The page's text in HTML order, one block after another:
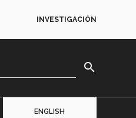
INVESTIGACIÓN
search
ENGLISH